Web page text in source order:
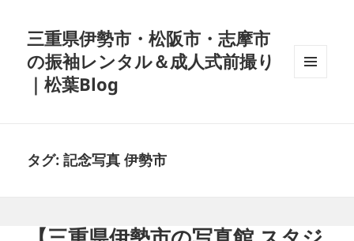
三重県伊勢市・松阪市・志摩市
の振袖レンタル＆成人式前撮り
｜松葉Blog
タグ:記念写真 伊勢市